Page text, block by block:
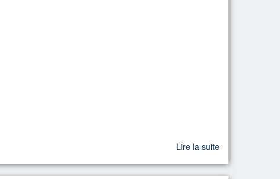
Lire la suite